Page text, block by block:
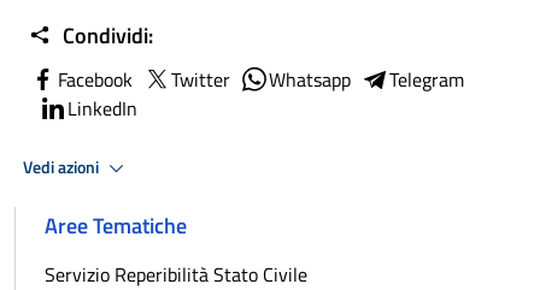
Condividi:
Facebook Twitter Whatsapp
Telegram
LinkedIn
Vedi azioni
Aree Tematiche
Servizio Reperibilità Stato Civile